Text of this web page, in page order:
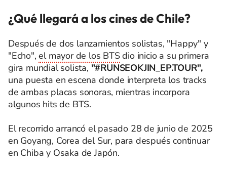
¿Qué llegará a los cines de Chile?
Después de dos lanzamientos solistas, "Happy" y
"Echo",el mayor de los BTSdio inicio a su primera
gira mundial solista, "#RUNSEOKJIN_EP.TOUR",
una puesta en escena donde interpreta los tracks
de ambas placas sonoras, mientras incorpora
algunos hits de BTS.
El recorrido arrancó el pasado 28 de junio de 2025
en Goyang, Corea del Sur, para después continuar
en Chiba y Osaka de Japón.